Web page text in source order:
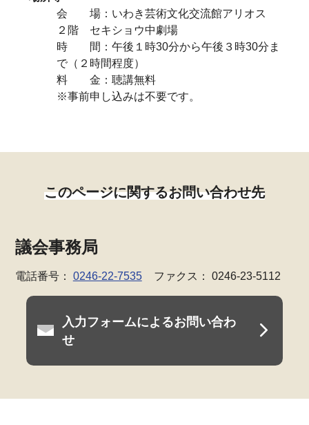
会 場：いわき芸術文化交流館アリオス
２階 セキショウ中劇場
時 間：午後１時30分から午後３時30分ま
で（２時間程度）
料 金：聴講無料
※事前申し込みは不要です。
このページに関するお問い合わせ先
議会事務局
電話番号： 0246-22-7535 ファクス： 0246-23-5112
入力フォームによるお問い合わ
せ